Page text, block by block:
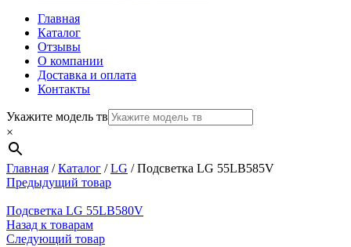
Главная
Каталог
Отзывы
О компании
Доставка и оплата
Контакты
Укажите модель тв
×
Главная /Каталог /LG /Подсветка LG 55LB585V
Предыдущий товар
Подсветка LG 55LB580V
Назад к товарам
Следующий товар